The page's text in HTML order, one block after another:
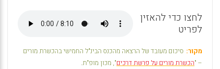
A
p
p
o
o
k
לחצו כדי להאזין
לפריט
מקור: סיכום מעובד של הרצאה מהכנס הבינ"ל החמישי בהכשרת מורים
– "הכשרת מורים על פרשת דרכים", מכון מופ"ת.